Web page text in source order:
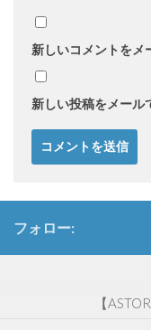
新しいコメントをメ
新しい投稿をメール
フォロー:
【